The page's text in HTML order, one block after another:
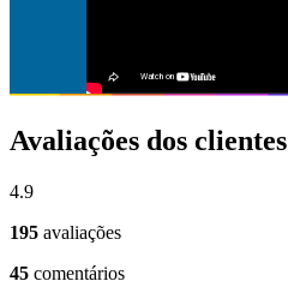
Avaliações dos clientes
4.9
195 avaliações
45 comentários